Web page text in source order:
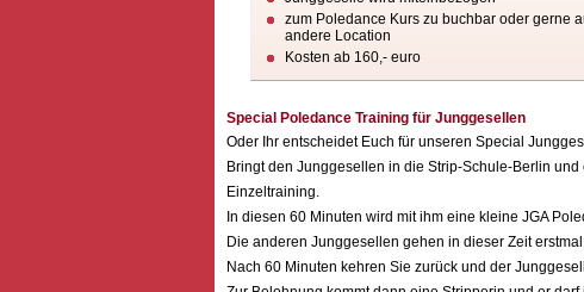
zum Poledance Kurs zu buchbar oder gerne
andere Location
Kosten ab 160,- euro
Special Poledance Training für Junggesellen
Oder Ihr entscheidet Euch für unseren Special
Bringt den Junggesellen in die Strip-Schule-Berlin
Einzeltraining.
In diesen 60 Minuten wird mit ihm eine kleine JGA
Die anderen Junggesellen gehen in dieser Zeit
Nach 60 Minuten kehren Sie zurück und der